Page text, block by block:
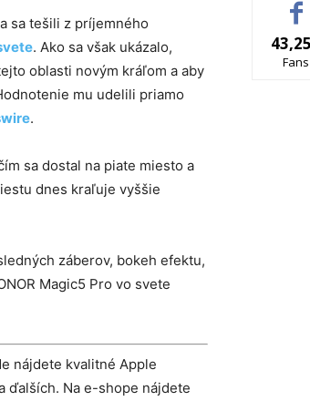
sa tešili z príjemného
. Ako sa však ukázalo,
oblasti novým kráľom a aby
mu udelili priamo
.
sa dostal na piate miesto a
dnes kraľuje vyššie
záberov, bokeh efektu,
Magic5 Pro vo svete
nájdete kvalitné Apple
ďalších. Na e-shope nájdete
Fans